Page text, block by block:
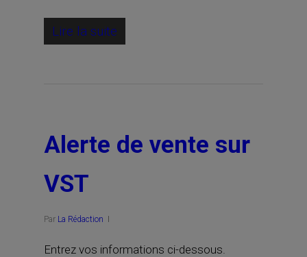
Lire la suite
Alerte de vente sur
VST
Par La Rédaction
Entrez vos informations ci-dessous.